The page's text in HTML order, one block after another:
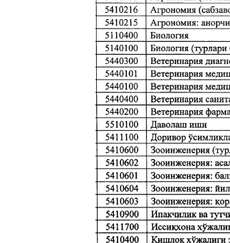
Unga ko‘ra,biologiya
imtihonlariga
hujjat topshirishlari